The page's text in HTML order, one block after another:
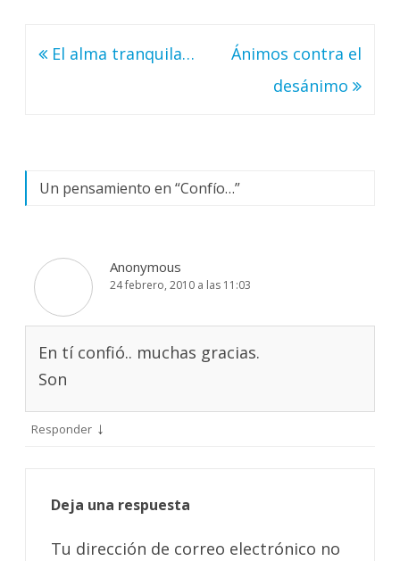
Navegación
El alma tranquila…
Ánimos contra el
desánimo
Un pensamiento en “Confío…”
Anonymous
24 febrero, 2010 a las 11:03
En tí confió.. muchas gracias.
Son
Responder ↓
Deja una respuesta
Tu dirección de correo electrónico no